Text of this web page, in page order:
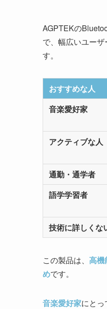
AGPTEKの
で、幅広いユー
す。
おすすめな人
音楽愛好家
アクティブな人
通勤・通学者
語学学習者
技術に詳しくな
この製品は、 高機
めです。
音楽愛好家にと